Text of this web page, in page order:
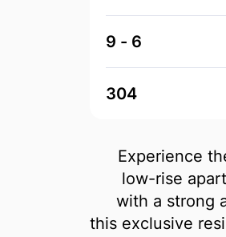
6 - 9
304
Experience
low-rise
with a strong
this exclusive